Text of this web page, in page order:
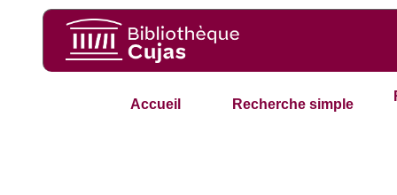
Accueil Recherche simple